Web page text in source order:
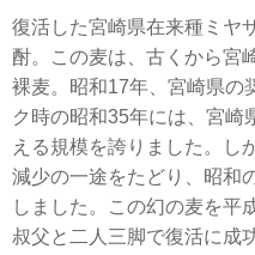
復活した宮崎県在来種ミヤ
酎。この麦は、古くから宮
裸麦。昭和17年、宮崎県の
ク時の昭和35年には、宮崎
える規模を誇りました。し
減少の一途をたどり、昭和
しました。この幻の麦を平
叔父と二人三脚で復活に成